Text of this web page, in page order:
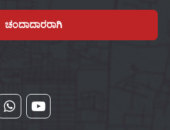
ಚಂದಾದಾರರಾಗಿ